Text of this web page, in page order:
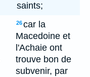
saints;
26car la
Macedoine et
l'Achaie ont
trouve bon de
subvenir, par